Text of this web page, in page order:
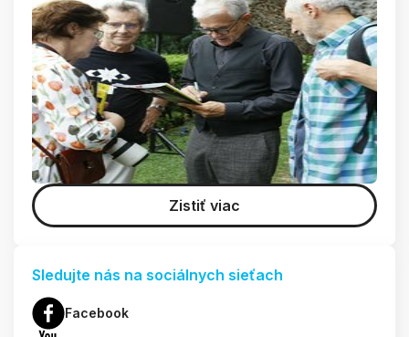
Zistiť viac
Sledujte nás na sociálnych sieťach
Facebook